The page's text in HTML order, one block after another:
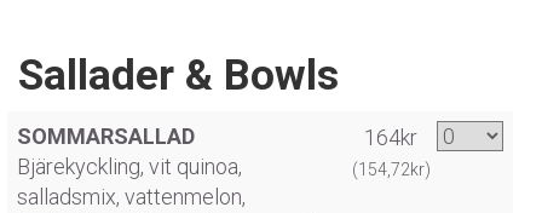
Sallader & Bowls
SOMMARSALLAD
Bjärekyckling, vit quinoa,
salladsmix, vattenmelon,
164kr
(154,72kr)